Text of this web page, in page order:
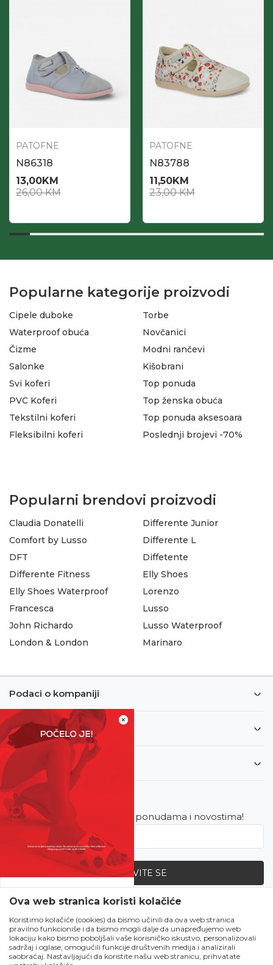
×
SVE UPOLA CIJENE!
Čekanju je kraj!
Počela je omiljena
ljetna akcija u Obući
Metro!
PATOFNE
N86318
13,00KM
26,00KM
PATOFNE
N83788
11,50KM
23,00KM
Popularne kategorije proizvodi
Cipele duboke
Waterproof obuća
Čizme
Salonke
Torbe
Novčanici
Modni rančevi
Kišobrani
Svi koferi
PVC Koferi
Tekstilni koferi
Fleksibilni koferi
Top ponuda
Top ženska obuća
Top ponuda aksesoara
Poslednji brojevi -70%
Popularni brendovi proizvodi
Claudia Donatelli
Comfort by Lusso
DFT
Differente Fitness
Differente Junior
Differente L
Diffetente
Elly Shoes
Elly Shoes Waterproof
Francesca
John Richardo
London & London
Lorenzo
Lusso
Lusso Waterproof
Marinaro
Podaci o kompaniji
Informacije
Korisnički servis
Newsletter
Budite u toku sa najnovijim ponudama i novostima!
PRIJAVITE SE
Zapratite nas
Ova web stranica koristi kolačiće
Koristimo kolačiće (cookies) da bismo učinili da ova web stranica
pravilno funkcioniše i da bismo mogli dalje da unapređujemo web
lokaciju kako bismo poboljšali vaše korisničko iskustvo, personalizovali
sadržaj i oglase, omogućili funkcije društvenih medija i analizirali
saobraćaj. Nastavljajući da koristite našu web stranicu, prihvatate